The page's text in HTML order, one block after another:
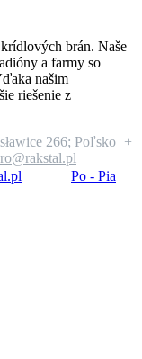
brán. Naše
a farmy so
našim
riešenie z
266; Poľsko +
Po - Pia